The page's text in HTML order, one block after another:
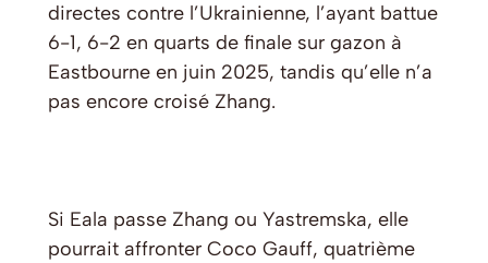
directes contre l’Ukrainienne, l’ayant battue
6-1, 6-2 en quarts de finale sur gazon à
Eastbourne en juin 2025, tandis qu’elle n’a
pas encore croisé Zhang.
Si Eala passe Zhang ou Yastremska, elle
pourrait affronter Coco Gauff, quatrième